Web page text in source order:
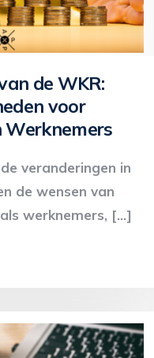
de WKR:
voor
Werknemers
veranderingen in
de wensen van
werknemers, […]